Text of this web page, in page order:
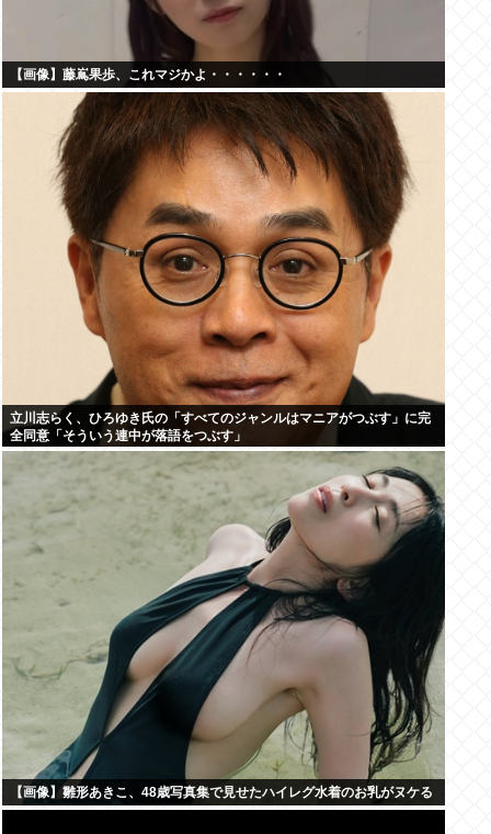
【画像】藤嶌果歩、これマジかよ・・・・・・
立川志らく、ひろゆき氏の「すべてのジャンルはマニアがつぶす」に完
全同意「そういう連中が落語をつぶす」
【画像】雛形あきこ、48歳写真集で見せたハイレグ水着のお乳がヌケる